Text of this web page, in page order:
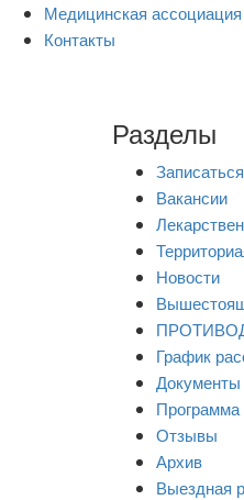
Медицинская
Контакты
Разделы
Вакансии
Новости
График
Документы
Программа
Отзывы
Архив
Выездная